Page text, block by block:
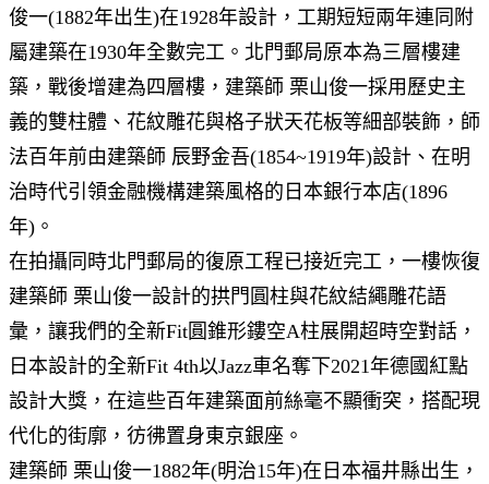
俊一(1882年出生)在1928年設計，工期短短兩年連同附
屬建築在1930年全數完工。北門郵局原本為三層樓建
築，戰後增建為四層樓，建築師 栗山俊一採用歷史主
義的雙柱體、花紋雕花與格子狀天花板等細部裝飾，師
法百年前由建築師 辰野金吾(1854~1919年)設計、在明
治時代引領金融機構建築風格的日本銀行本店(1896
年)。
在拍攝同時北門郵局的復原工程已接近完工，一樓恢復
建築師 栗山俊一設計的拱門圓柱與花紋結繩雕花語
彙，讓我們的全新Fit圓錐形鏤空A柱展開超時空對話，
日本設計的全新Fit 4th以Jazz車名奪下2021年德國紅點
設計大獎，在這些百年建築面前絲毫不顯衝突，搭配現
代化的街廓，彷彿置身東京銀座。
建築師 栗山俊一1882年(明治15年)在日本福井縣出生，